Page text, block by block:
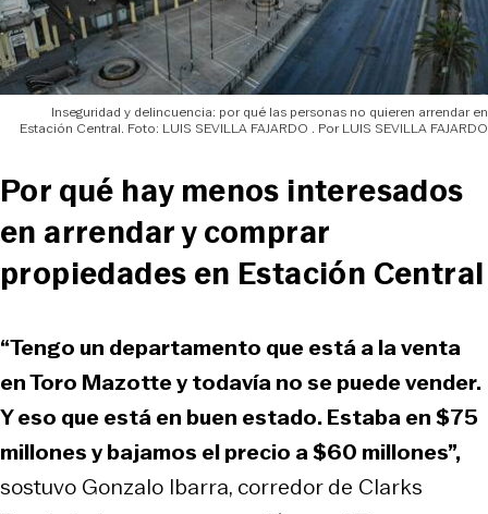
Inseguridad y delincuencia: por qué las personas no quieren arrendar en
Estación Central. Foto: LUIS SEVILLA FAJARDO
LUIS SEVILLA FAJARDO
Por qué hay menos interesados
en arrendar y comprar
propiedades en Estación Central
“Tengo un departamento que está a la venta
en Toro Mazotte y todavía no se puede vender.
Y eso que está en buen estado. Estaba en $75
millones y bajamos el precio a $60 millones”,
sostuvo Gonzalo Ibarra, corredor de Clarks